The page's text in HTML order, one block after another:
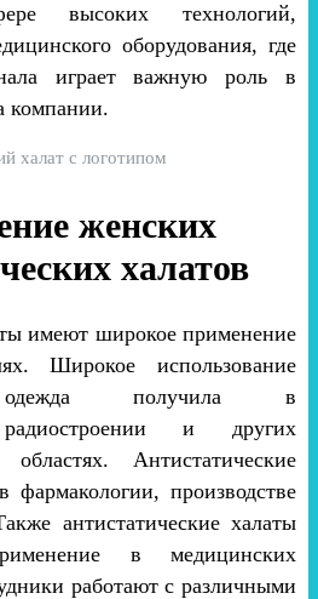
высоких технологий,
оборудования, где
играет важную роль в
компании.
женских
халатов
имеют широкое применение
Широкое использование
одежда получила в
радиостроении и других
областях. Антистатические
фармакологии, производстве
антистатические халаты
в медицинских
работают с различными